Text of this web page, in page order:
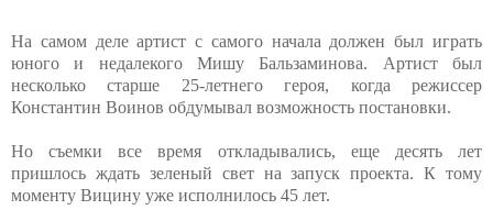
На самом деле артист с самого начала должен был играть
юного и недалекого Мишу Бальзаминова. Артист был
несколько старше 25-летнего героя, когда режиссер
Константин Воинов обдумывал возможность постановки.
Но съемки все время откладывались, еще десять лет
пришлось ждать зеленый свет на запуск проекта. К тому
моменту Вицину уже исполнилось 45 лет.